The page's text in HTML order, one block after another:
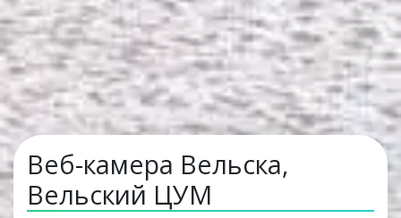
Веб-камера Вельска,
Вельский ЦУМ